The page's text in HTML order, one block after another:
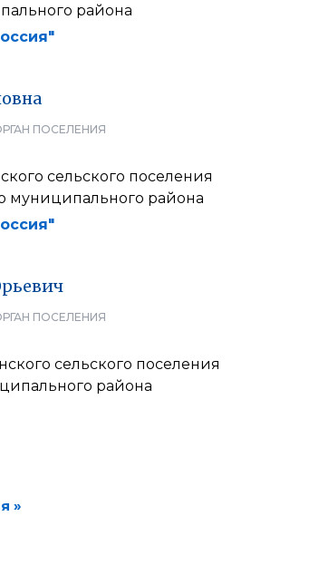
района
ПОСЕЛЕНИЯ
сельского поселения
муниципального района
ПОСЕЛЕНИЯ
сельского поселения
района
»